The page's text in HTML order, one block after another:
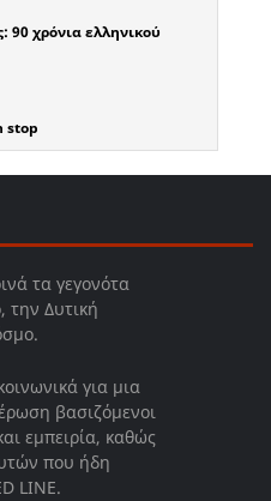
90 χρόνια ελληνικού
stop
τα γεγονότα
την Δυτική
για μια
βασιζόμενοι
εμπειρία, καθώς
που ήδη
LINE.